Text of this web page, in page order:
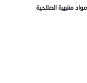
منتهية الصلاحية